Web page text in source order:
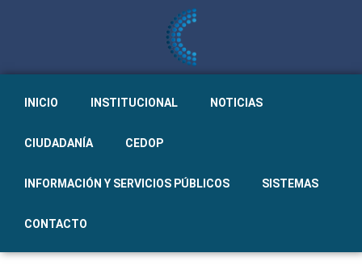
INICIO INSTITUCIONAL NOTICIAS
CIUDADANÍA CEDOP
INFORMACIÓN Y SERVICIOS PÚBLICOS SISTEMAS
CONTACTO